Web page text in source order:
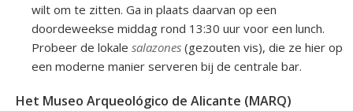
wilt om te zitten. Ga in plaats daarvan op een
doordeweekse middag rond 13:30 uur voor een lunch.
Probeer de lokale salazones (gezouten vis), die ze hier op
een moderne manier serveren bij de centrale bar.
Het Museo Arqueológico de Alicante (MARQ)